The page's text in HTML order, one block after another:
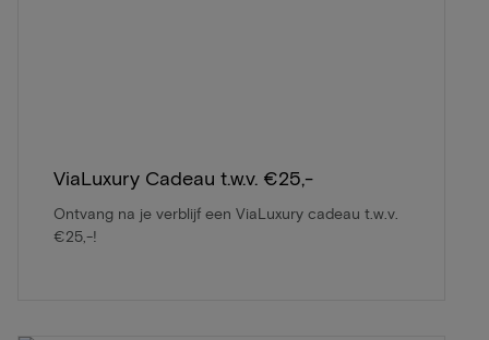
ViaLuxury Cadeau t.w.v. €25,-
Ontvang na je verblijf een ViaLuxury cadeau t.w.v.
€25,-!